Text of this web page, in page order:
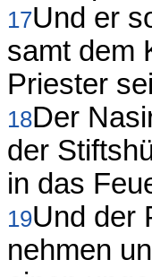
17Und er
samt dem
Priester
18Der
der
in das
19Und der
nehmen